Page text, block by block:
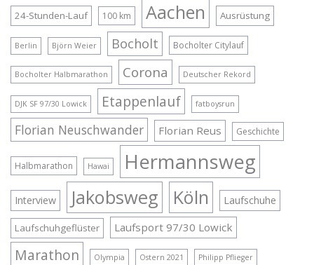
24-Stunden-Lauf 100 km Aachen Ausrüstung
Berlin Björn Weier Bocholt Bocholter Citylauf
Bocholter Halbmarathon Corona Deutscher Rekord
DJK SF 97/30 Lowick Etappenlauf fatboysrun
Florian Neuschwander Florian Reus Geschichte
Halbmarathon Hawai Hermannsweg
Interview Jakobsweg Köln Laufschuhe
Laufschuhgeflüster Laufsport 97/30 Lowick
Marathon Olympia Ostern 2021 Philipp Pflieger